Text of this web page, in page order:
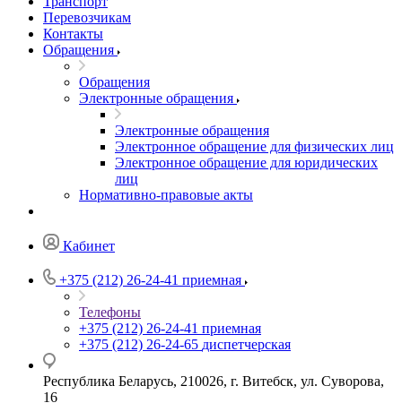
Перевозчикам
Контакты
Обращения
Обращения
Электронные обращения
Электронные обращения
Электронное обращение для физических лиц
Электронное обращение для юридических
лиц
Нормативно-правовые акты
Кабинет
+375 (212) 26-24-41 приемная
Телефоны
+375 (212) 26-24-41 приемная
+375 (212) 26-24-65 диспетчерская
Республика Беларусь, 210026, г. Витебск, ул. Суворова,
16